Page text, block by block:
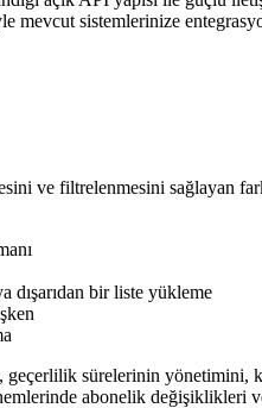
mevcut sistemlerinize
ve filtrelenmesini sağlayan
dışarıdan bir liste yükleme
geçerlilik sürelerinin yönetimini,
abonelik değişiklikleri